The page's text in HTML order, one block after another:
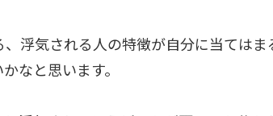
浮気される人の特徴が自分に当てはま
なと思います。